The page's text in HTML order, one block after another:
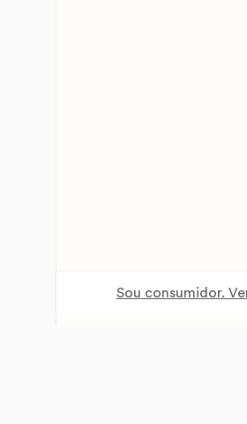
Sou consumidor.